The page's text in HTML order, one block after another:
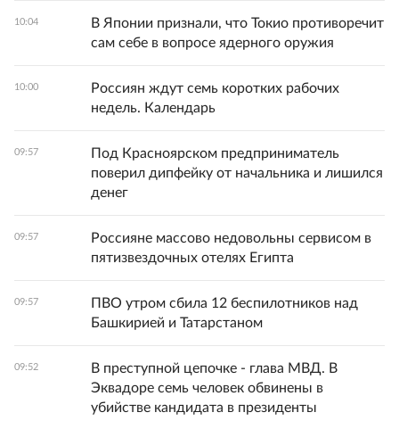
10:04
В Японии признали, что Токио противоречит
сам себе в вопросе ядерного оружия
10:00
Россиян ждут семь коротких рабочих
недель. Календарь
09:57
Под Красноярском предприниматель
поверил дипфейку от начальника и лишился
денег
09:57
Россияне массово недовольны сервисом в
пятизвездочных отелях Египта
09:57
ПВО утром сбила 12 беспилотников над
Башкирией и Татарстаном
09:52
В преступной цепочке - глава МВД. В
Эквадоре семь человек обвинены в
убийстве кандидата в президенты